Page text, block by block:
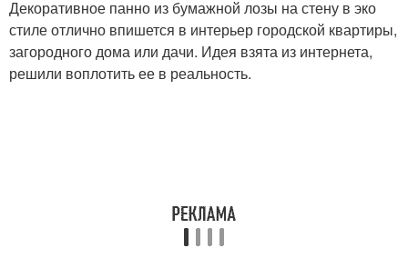
Декоративное панно из бумажной лозы на стену в эко
стиле отлично впишется в интерьер городской квартиры,
загородного дома или дачи. Идея взята из интернета,
решили воплотить ее в реальность.